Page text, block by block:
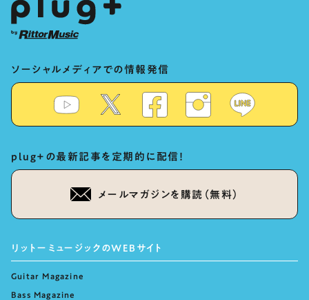
ソーシャルメディアでの情報発信
plug+の最新記事を定期的に配信！
メールマガジンを購読（無料）
リットーミュージックのWEBサイト
Guitar Magazine
Bass Magazine